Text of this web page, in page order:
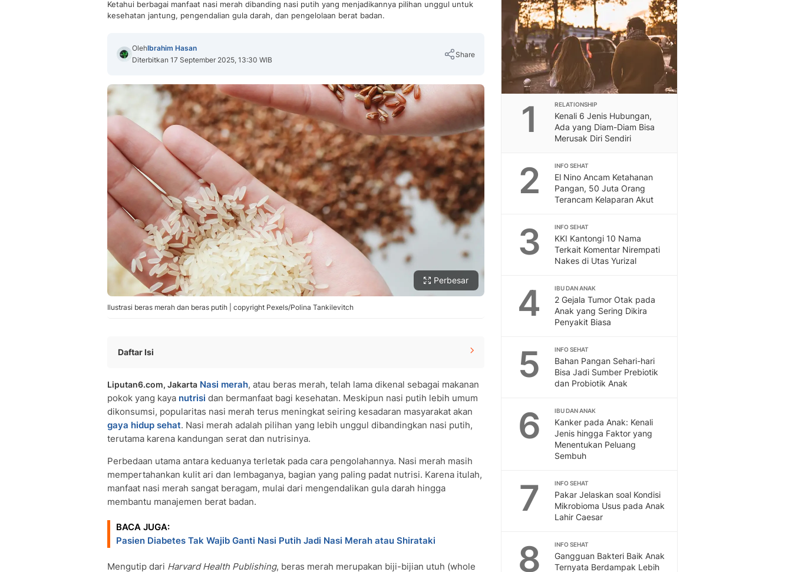
Ketahui berbagai manfaat nasi merah dibanding nasi putih yang menjadikannya pilihan unggul untuk
kesehatan jantung, pengendalian gula darah, dan pengelolaan berat badan.
OlehIbrahim Hasan
Diterbitkan 17 September 2025, 13:30 WIB
Share
Copy Link
Perbesar
Ilustrasi beras merah dan beras putih | copyright Pexels/Polina Tankilevitch
Daftar Isi
• Mengendalikan Kadar Gula Darah
• Menurunkan Risiko Penyakit Jantung
Manfaat Nasi Merah
• Kaya Antioksidan
• Membantu Manajemen Berat Badan
• Meningkatkan Kesehatan Pencernaan
Kandungan Nutrisi Unggul Nasi Merah Dibanding Nasi Putih
• Nasi Merah dan Peran Anti Kanker
• Perhatian dalam Mengonsumsi Nasi Merah
• Apakah nasi merah aman untuk penderita diabetes?
• Mengapa nasi merah sering direkomendasikan untuk diet penurunan berat badan?
Liputan6.com, Jakarta Nasi merah, atau beras merah, telah lama dikenal sebagai makanan
pokok yang kaya nutrisi dan bermanfaat bagi kesehatan. Meskipun nasi putih lebih umum
dikonsumsi, popularitas nasi merah terus meningkat seiring kesadaran masyarakat akan
gaya hidup sehat. Nasi merah adalah pilihan yang lebih unggul dibandingkan nasi putih,
terutama karena kandungan serat dan nutrisinya.
Perbedaan utama antara keduanya terletak pada cara pengolahannya. Nasi merah masih
mempertahankan kulit ari dan lembaganya, bagian yang paling padat nutrisi. Karena itulah,
manfaat nasi merah sangat beragam, mulai dari mengendalikan gula darah hingga
membantu manajemen berat badan.
BACA JUGA:
Pasien Diabetes Tak Wajib Ganti Nasi Putih Jadi Nasi Merah atau Shirataki
Mengutip dari Harvard Health Publishing, beras merah merupakan biji-bijian utuh (whole
1 RELATIONSHIP
Kenali 6 Jenis Hubungan,
Ada yang Diam-Diam Bisa
Merusak Diri Sendiri
2 INFO SEHAT
El Nino Ancam Ketahanan
Pangan, 50 Juta Orang
Terancam Kelaparan Akut
3 INFO SEHAT
KKI Kantongi 10 Nama
Terkait Komentar Nirempati
Nakes di Utas Yurizal
4 IBU DAN ANAK
2 Gejala Tumor Otak pada
Anak yang Sering Dikira
Penyakit Biasa
5 INFO SEHAT
Bahan Pangan Sehari-hari
Bisa Jadi Sumber Prebiotik
dan Probiotik Anak
6 IBU DAN ANAK
Kanker pada Anak: Kenali
Jenis hingga Faktor yang
Menentukan Peluang
Sembuh
7 INFO SEHAT
Pakar Jelaskan soal Kondisi
Mikrobioma Usus pada Anak
Lahir Caesar
8 INFO SEHAT
Gangguan Bakteri Baik Anak
Ternyata Berdampak Lebih